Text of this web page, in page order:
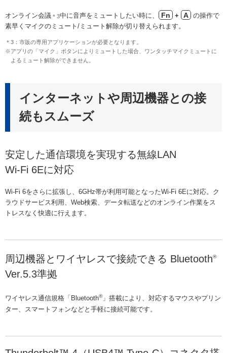
オンライン会議 ＊3中に音声をミュートしたい時に、 Fn + A の操作で
素早くマイクのミュート/ミュート解除が切り替えられます。
＊3：市販の専用アプリケーションが必要となります。
※アプリの「マイク」ボタンによりミュートした場合、ワンタッチマイクミュートに
よるミュート解除ができません。
インターネットや周辺機器との接
続もスムーズ
安定した通信環境を実現する無線LAN
Wi-Fi 6Eに対応
Wi-Fi 6をさらに拡張し、6GHz帯が利用可能となったWi-Fi 6Eに対応。ク
ラウドサービス利用、Web検索、データ転送などのオンライン作業をス
トレスなく快適に行えます。
周辺機器とワイヤレスで接続できる Bluetooth®
Ver.5.3準拠
ワイヤレス通信規格「Bluetooth®」搭載により、対応するマウスやプリン
ター、スマートフォンなどと手軽に接続可能です。